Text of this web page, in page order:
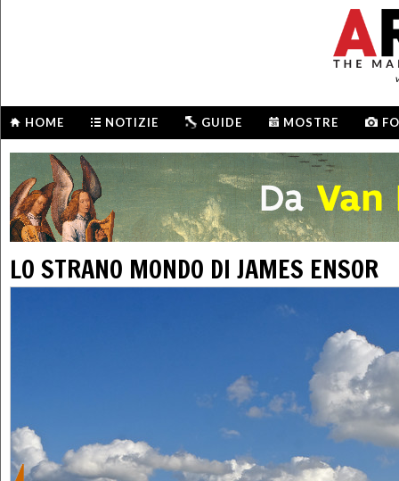
HOME NOTIZIE GUIDE MOSTRE
LO STRANO MONDO DI JAMES ENSOR